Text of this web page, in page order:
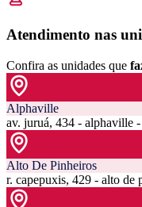
Atendimento nas
Confira as unidades que
Alphaville
av. juruá, 434 - alphaville -
Alto De Pinheiros
r. capepuxis, 429 - alto de